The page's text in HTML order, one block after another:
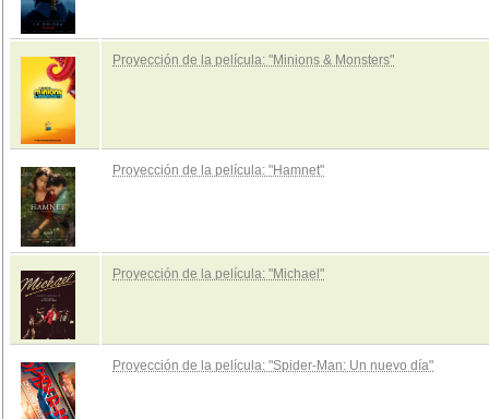
Proyección de la película: "Minions & Monsters"
Proyección de la película: "Hamnet"
Proyección de la película: "Michael"
Proyección de la película: "Spider-Man: Un nuevo día"